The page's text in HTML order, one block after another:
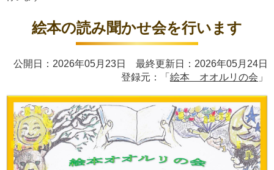
絵本の読み聞かせ会を行います
公開日：2026年05月23日 最終更新日：2026年05月24日
登録元：「 絵本 オオルリの会 」